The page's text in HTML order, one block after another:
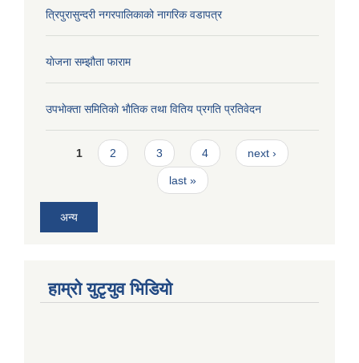
त्रिपुरासुन्दरी नगरपालिकाको नागरिक वडापत्र
याेजना सम्झौता फाराम
उपभाेक्ता समितिकाे भाैतिक तथा वितिय प्रगति प्रतिवेदन
Pages
1 2 3 4 next ›
last »
अन्य
हाम्राे युटृयुव भिडियाे